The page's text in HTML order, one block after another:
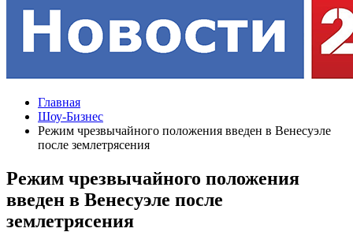
Главная
Шоу-Бизнес
Режим чрезвычайного положения введен в Венесуэле
после землетрясения
Режим чрезвычайного положения
введен в Венесуэле после
землетрясения